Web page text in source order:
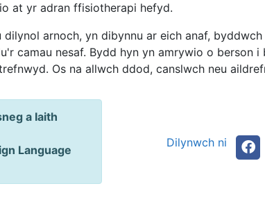
at yr adran ffisiotherapi hefyd.
dilynol arnoch, yn dibynnu ar eich anaf,
camau nesaf. Bydd hyn yn amrywio o berson i
Os na allwch ddod, canslwch neu
a Iaith
Language
Dilynwch ni